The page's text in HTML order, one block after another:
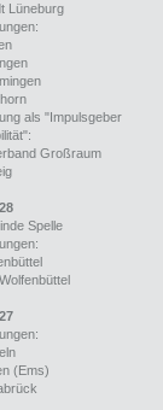
Lüneburg
als "Impulsgeber
Großraum
Spelle
(Ems)